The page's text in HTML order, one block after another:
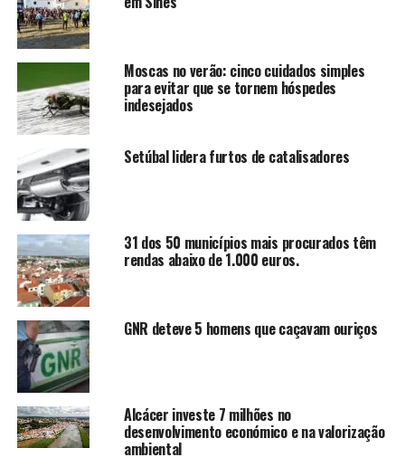
Moscas no verão: cinco cuidados simples
para evitar que se tornem hóspedes
indesejados
Setúbal lidera furtos de catalisadores
31 dos 50 municípios mais procurados têm
rendas abaixo de 1.000 euros.
GNR deteve 5 homens que caçavam ouriços
Alcácer investe 7 milhões no
desenvolvimento económico e na valorização
ambiental